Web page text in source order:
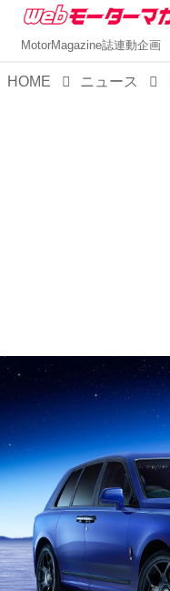
MotorMagazine誌連動企画
HOME ニュース